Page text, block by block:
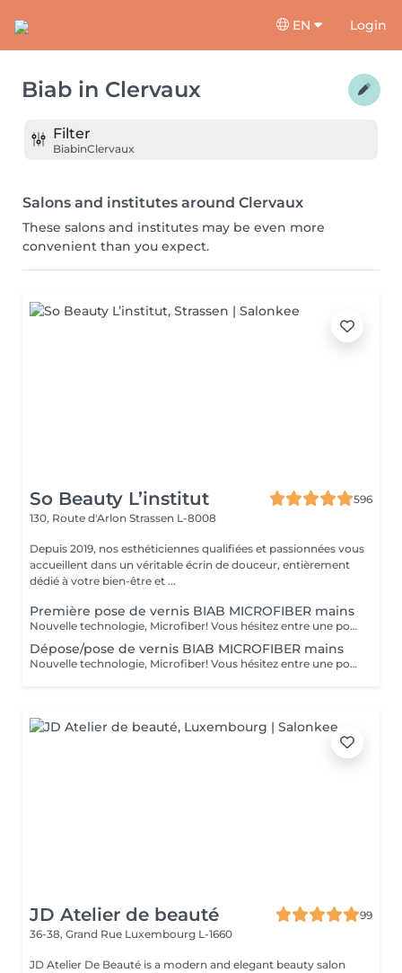
EN Login
Biab in Clervaux
Filter
BiabinClervaux
Salons and institutes around Clervaux
These salons and institutes may be even more
convenient than you expect.
So Beauty L’institut
596
130, Route d'Arlon Strassen L-8008
Depuis 2019, nos esthéticiennes qualifiées et passionnées vous
accueillent dans un véritable écrin de douceur, entièrement
dédié à votre bien-être et ...
Première pose de vernis BIAB MICROFIBER mains
Nouvelle technologie, Microfiber! Vous hésitez entre une pose de vernis permanent et la manucure gel ? Vos ongles sont cassants, mous, rongés et fragilisés par les poses du gel ou du semi-permanent ? Vous ne parvenez pas à garder une jolie longueur ? Contrairement au gel semi-permanent, le BIAB est dépourvu d'actifs chimiques susceptibles d'abîmer les ongles et est certifié vegan et cruelty-free. Découvrez votre nouvelle manucure chouchou: Le BIAB. Un traitement sain et efficace pour renforcer vos ongles et leur offrir une nouvelle santé! Enrichi en fibres synthétiques pour la résistance et la flexibilité, en vitamine E et calcium pour les soigner, le BIAB vous apporte une très bonne adhérence même sur les ongles difficiles. Grâce à sa couche de base extra forte et durable, le BIAB vous apportera une tenue de 3 à 4 semaines.
Dépose/pose de vernis BIAB MICROFIBER mains
Nouvelle technologie, Microfiber! Vous hésitez entre une pose de vernis permanent et la manucure gel ? Vos ongles sont cassants, mous, rongés et fragilisés par les poses du gel ou du semi-permanent ? Vous ne parvenez pas à garder une jolie longueur ? Contrairement au gel semi-permanent, le BIAB est dépourvu d'actifs chimiques susceptibles d'abîmer les ongles et est certifié vegan et cruelty-free. Découvrez votre nouvelle manucure chouchou: Le BIAB. Un traitement sain et efficace pour renforcer vos ongles et leur offrir une nouvelle santé! Enrichi en fibres synthétiques pour la résistance et la flexibilité, en vitamine E et calcium pour les soigner, le BIAB vous apporte une très bonne adhérence même sur les ongles difficiles. Grâce à sa couche de base extra forte et durable, le BIAB vous apportera une tenue de 3 à 4 semaines.
JD Atelier de beauté
99
36-38, Grand Rue Luxembourg L-1660
JD Atelier De Beauté is a modern and elegant beauty salon